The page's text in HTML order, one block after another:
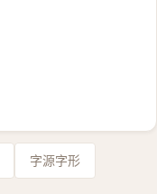
字源字形